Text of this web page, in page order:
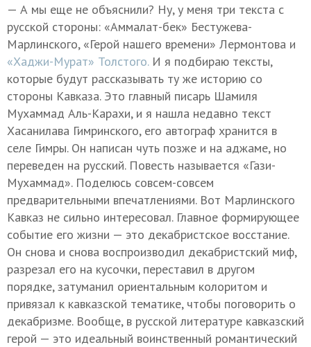
— А мы еще не объяснили? Ну, у меня три текста с
русской стороны: «Аммалат-бек» Бестужева-
Марлинского, «Герой нашего времени» Лермонтова и
«Хаджи-Мурат» Толстого.И я подбираю тексты,
которые будут рассказывать ту же историю со
стороны Кавказа. Это главный писарь Шамиля
Мухаммад Аль-Карахи, и я нашла недавно текст
Хасанилава Гимринского, его автограф хранится в
селе Гимры. Он написан чуть позже и на аджаме, но
переведен на русский. Повесть называется «Гази-
Мухаммад». Поделюсь совсем-совсем
предварительными впечатлениями. Вот Марлинского
Кавказ не сильно интересовал. Главное формирующее
событие его жизни — это декабристское восстание.
Он снова и снова воспроизводил декабристский миф,
разрезал его на кусочки, переставил в другом
порядке, затуманил ориентальным колоритом и
привязал к кавказской тематике, чтобы поговорить о
декабризме. Вообще, в русской литературе кавказский
герой — это идеальный воинственный романтический